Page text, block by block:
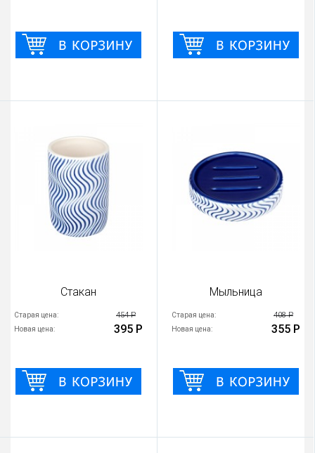
Стакан
Старая цена: 454 Р
Новая цена: 395 Р
Мыльница
Старая цена: 408 Р
Новая цена: 355 Р